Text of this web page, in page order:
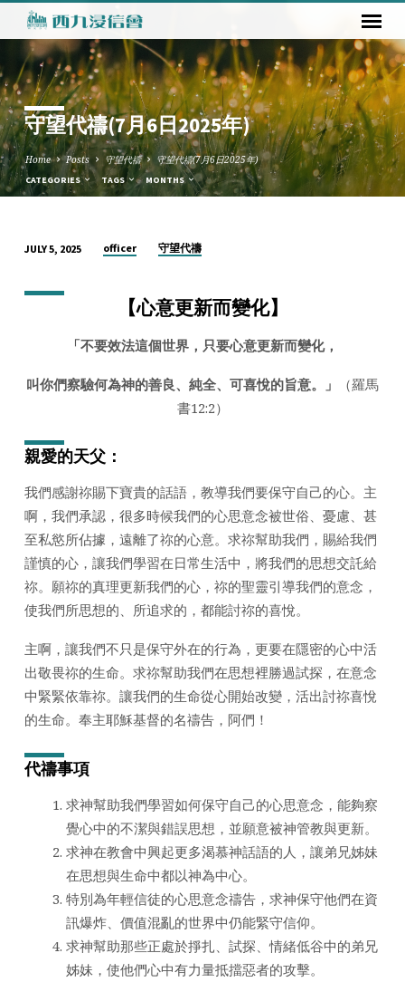
守望代禱(7月6日2025年)
Home Posts 守望代禱 守望代禱(7月6日2025年)
CATEGORIES TAGS MONTHS
望
月
6
2025
年)
JULY 5, 2025 officer 守望代禱
【心意更新而變化】
「不要效法這個世界 ， 只要心意更新而變化，
叫你們察驗何為神的善良、 純全、 可喜悅的旨意。」
（羅馬
書12:2）
親愛的天父：
我們感謝祢賜下寶貴的話語，教導我們要保守自己的心。主
啊，我們承認，很多時候我們的心思意念被世俗、憂慮、甚
至私慾所佔據，遠離了祢的心意。求祢幫助我們，賜給我們
謹慎的心，讓我們學習在日常生活中，將我們的思想交託給
祢。願祢的真理更新我們的心，祢的聖靈引導我們的意念，
使我們所思想的、所追求的，都能討祢的喜悅。
主啊，讓我們不只是保守外在的行為，更要在隱密的心中活
出敬畏祢的生命。求祢幫助我們在思想裡勝過試探，在意念
中緊緊依靠祢。讓我們的生命從心開始改變，活出討祢喜悅
的生命。奉主耶穌基督的名禱告，阿們！
代禱事項
求神幫助我們學習如何保守自己的心思意念，能夠察
覺心中的不潔與錯誤思想，並願意被神管教與更新。
求神在教會中興起更多渴慕神話語的人，讓弟兄姊妹
在思想與生命中都以神為中心。
特別為年輕信徒的心思意念禱告，求神保守他們在資
訊爆炸、價值混亂的世界中仍能緊守信仰。
求神幫助那些正處於掙扎、試探、情緒低谷中的弟兄
姊妹，使他們心中有力量抵擋惡者的攻擊。